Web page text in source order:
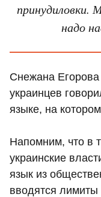
надо
Снежана
украинцев
языке, на
Напомним, что в
украинские
язык из
вводятся лимиты